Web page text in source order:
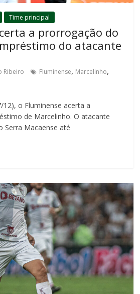
Time principal
a prorrogação do
do atacante
Ribeiro Fluminense, Marcelinho,
o Fluminense acerta a
de Marcelinho. O atacante
Serra Macaense até